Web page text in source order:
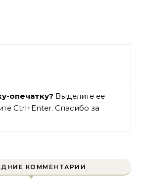
опечатку? Выделите ее
Ctrl+Enter. Спасибо за
КОММЕНТАРИИ